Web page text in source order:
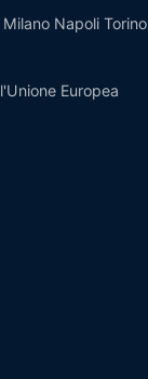
Napoli Torino
Europea